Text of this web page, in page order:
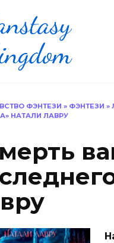
ФЭНТЕЗИ » ФЭНТЕЗИ »
НАТАЛИ ЛАВРУ